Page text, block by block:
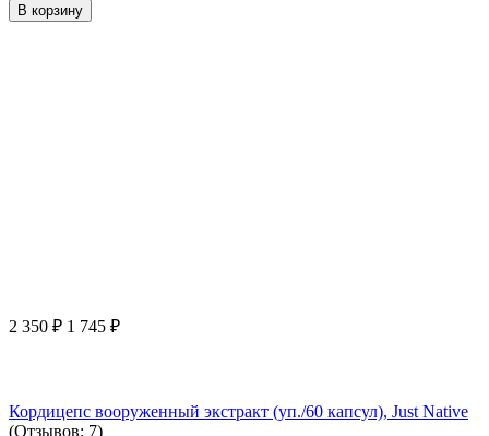
В корзину
2 350 ₽ 1 745 ₽
Кордицепс вооруженный экстракт (уп./60 капсул), Just Native
(Отзывов: 7)